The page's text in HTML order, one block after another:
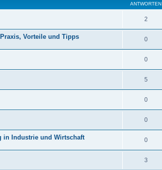
ANTWORTEN
2
Vorteile und Tipps 0
0
5
0
0
in Industrie und Wirtschaft 0
3